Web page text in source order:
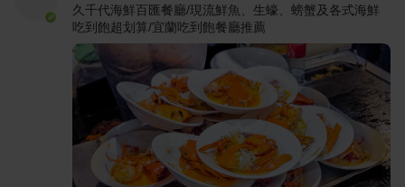
久千代海鮮百匯餐廳/現流鮮魚、生蠔、螃蟹及各式海鮮
吃到飽超划算/宜蘭吃到飽餐廳推薦